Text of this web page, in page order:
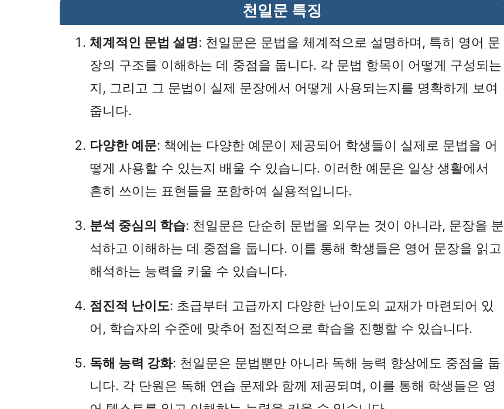
천일문 특징
체계적인 문법 설명: 천일문은 문법을 체계적으로 설명하며, 특히 영어 문
장의 구조를 이해하는 데 중점을 둡니다. 각 문법 항목이 어떻게 구성되는
지, 그리고 그 문법이 실제 문장에서 어떻게 사용되는지를 명확하게 보여
줍니다.
다양한 예문: 책에는 다양한 예문이 제공되어 학생들이 실제로 문법을 어
떻게 사용할 수 있는지 배울 수 있습니다. 이러한 예문은 일상 생활에서
흔히 쓰이는 표현들을 포함하여 실용적입니다.
분석 중심의 학습: 천일문은 단순히 문법을 외우는 것이 아니라, 문장을 분
석하고 이해하는 데 중점을 둡니다. 이를 통해 학생들은 영어 문장을 읽고
해석하는 능력을 키울 수 있습니다.
점진적 난이도: 초급부터 고급까지 다양한 난이도의 교재가 마련되어 있
어, 학습자의 수준에 맞추어 점진적으로 학습을 진행할 수 있습니다.
독해 능력 강화: 천일문은 문법뿐만 아니라 독해 능력 향상에도 중점을 둡
니다. 각 단원은 독해 연습 문제와 함께 제공되며, 이를 통해 학생들은 영